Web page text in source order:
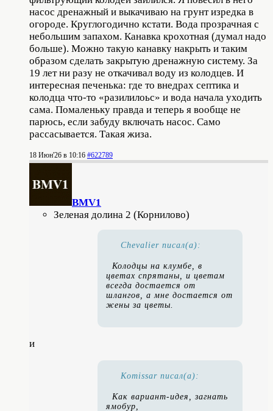
насос дренажный и выкачиваю на грунт изредка в
огороде. Круглогодично кстати. Вода прозрачная с
небольшим запахом. Канавка крохотная (думал надо
больше). Можно такую канавку накрыть и таким
образом сделать закрытую дренажную систему. За
19 лет ни разу не откачивал воду из колодцев. И
интересная печенька: где то внедрах септика и
колодца что-то «разилилоьс» и вода начала уходить
сама. Помаленьку правда и теперь я вообще не
парюсь, если забуду включать насос. Само
рассасывается. Такая жиза.
18 Июн'26 в 10:16 #622789
BMV1
Зеленая долина 2 (Корнилово)
Chevalier писал(а):
Колодцы на клумбе, в
цветах спрятаны, и цветам
всегда достается от
шлангов, а мне достается от
жены за цветы.
и
Komissar писал(а):
Как вариант-идея, загнать
ямобур,